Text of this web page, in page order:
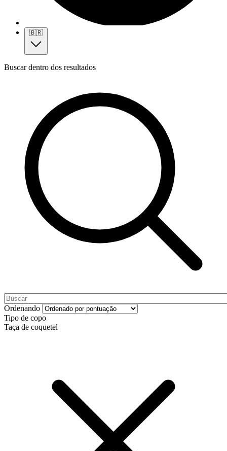
🇧🇷
Buscar dentro dos resultados
Ordenando
Tipo de copo
Taça de coquetel